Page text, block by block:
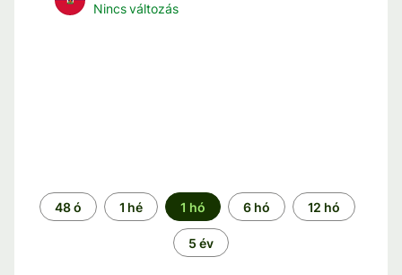
Nincs változás
Időszak
48 ó 1 hé 1 hó 6 hó 12 hó
5 év